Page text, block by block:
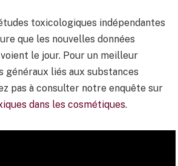
toxicologiques indépendantes
que les nouvelles données
le jour. Pour un meilleur
généraux liés aux substances
pas à consulter notre enquête sur
dans les cosmétiques.